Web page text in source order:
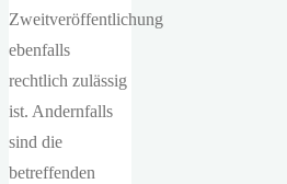
Zweitveröffentlichung
ebenfalls
rechtlich zulässig
ist. Andernfalls
sind die
betreffenden